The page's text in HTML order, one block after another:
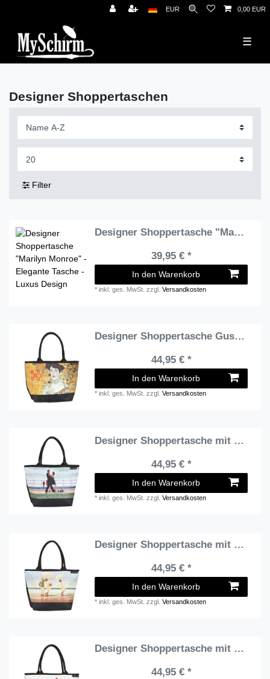
EUR 0,00 EUR
☰
Designer Shoppertaschen
Filter
Designer Shoppertasche "Marilyn Monroe" - Elegante Tasche - Luxus Design
39,95 € *
In den Warenkorb
*inkl. ges. MwSt. zzgl.Versandkosten
Designer Shoppertasche Gustav Klimt: "Adele" - Elegante Tasche - Luxus Design
44,95 € *
In den Warenkorb
*inkl. ges. MwSt. zzgl.Versandkosten
Designer Shoppertasche mit dem Motiv des schottischen Künstlers Jack Vettriano "Der Walzer am Jahrestag" - Elegante Tasche - Luxus Design
44,95 € *
In den Warenkorb
*inkl. ges. MwSt. zzgl.Versandkosten
Designer Shoppertasche mit dem Motiv des schottischen Künstlers Jack Vettriano "Picnic Party" - Elegante Tasche - Luxus Design
44,95 € *
In den Warenkorb
*inkl. ges. MwSt. zzgl.Versandkosten
Designer Shoppertasche mit dem Motiv des schottischen Künstlers Jack Vettriano "Road to Nowhere" - Elegante Tasche - Luxus Design
44,95 € *